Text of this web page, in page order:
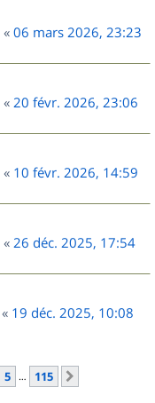
« 06 mars 2026, 23:23
« 20 févr. 2026, 23:06
« 10 févr. 2026, 14:59
« 26 déc. 2025, 17:54
« 19 déc. 2025, 10:08
5 … 115